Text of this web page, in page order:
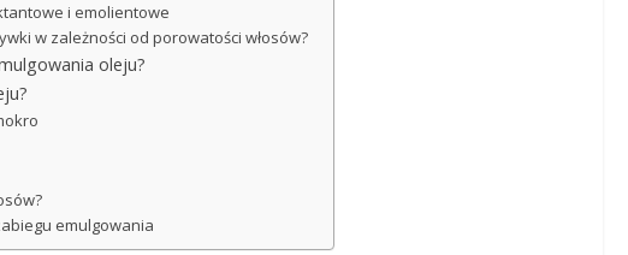
i emolientowe
w zależności od porowatości włosów?
oleju?
emulgowania